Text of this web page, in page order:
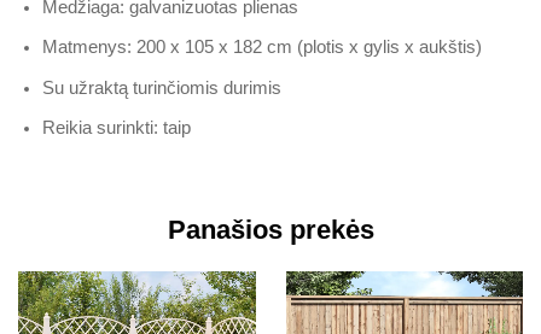
Medžiaga: galvanizuotas plienas
Matmenys: 200 x 105 x 182 cm (plotis x gylis x aukštis)
Su užraktą turinčiomis durimis
Reikia surinkti: taip
Panašios prekės